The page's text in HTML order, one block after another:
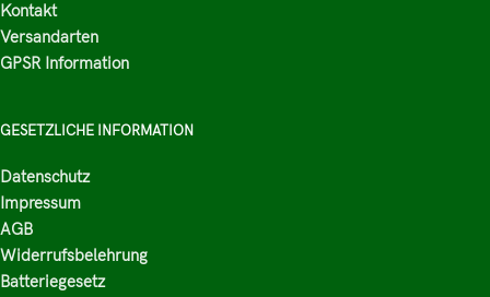
Kontakt
Versandarten
GPSR Information
GESETZLICHE INFORMATION
Datenschutz
Impressum
AGB
Widerrufsbelehrung
Batteriegesetz